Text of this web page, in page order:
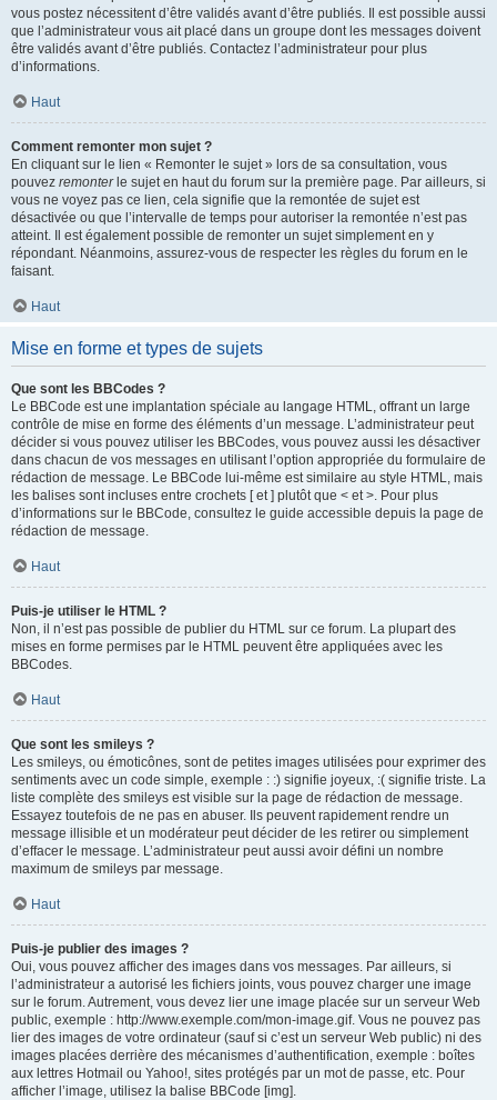
vous postez nécessitent d’être validés avant d’être publiés. Il est possible aussi
que l’administrateur vous ait placé dans un groupe dont les messages doivent
être validés avant d’être publiés. Contactez l’administrateur pour plus
d’informations.
Haut
Comment remonter mon sujet ?
En cliquant sur le lien « Remonter le sujet » lors de sa consultation, vous
pouvez remonterle sujet en haut du forum sur la première page. Par ailleurs, si
vous ne voyez pas ce lien, cela signifie que la remontée de sujet est
désactivée ou que l’intervalle de temps pour autoriser la remontée n’est pas
atteint. Il est également possible de remonter un sujet simplement en y
répondant. Néanmoins, assurez-vous de respecter les règles du forum en le
faisant.
Haut
Mise en forme et types de sujets
Que sont les BBCodes ?
Le BBCode est une implantation spéciale au langage HTML, offrant un large
contrôle de mise en forme des éléments d’un message. L’administrateur peut
décider si vous pouvez utiliser les BBCodes, vous pouvez aussi les désactiver
dans chacun de vos messages en utilisant l’option appropriée du formulaire de
rédaction de message. Le BBCode lui-même est similaire au style HTML, mais
les balises sont incluses entre crochets [ et ] plutôt que < et >. Pour plus
d’informations sur le BBCode, consultez le guide accessible depuis la page de
rédaction de message.
Haut
Puis-je utiliser le HTML ?
Non, il n’est pas possible de publier du HTML sur ce forum. La plupart des
mises en forme permises par le HTML peuvent être appliquées avec les
BBCodes.
Haut
Que sont les smileys ?
Les smileys, ou émoticônes, sont de petites images utilisées pour exprimer des
sentiments avec un code simple, exemple : :) signifie joyeux, :( signifie triste. La
liste complète des smileys est visible sur la page de rédaction de message.
Essayez toutefois de ne pas en abuser. Ils peuvent rapidement rendre un
message illisible et un modérateur peut décider de les retirer ou simplement
d’effacer le message. L’administrateur peut aussi avoir défini un nombre
maximum de smileys par message.
Haut
Puis-je publier des images ?
Oui, vous pouvez afficher des images dans vos messages. Par ailleurs, si
l’administrateur a autorisé les fichiers joints, vous pouvez charger une image
sur le forum. Autrement, vous devez lier une image placée sur un serveur Web
public, exemple : http://www.exemple.com/mon-image.gif. Vous ne pouvez pas
lier des images de votre ordinateur (sauf si c’est un serveur Web public) ni des
images placées derrière des mécanismes d’authentification, exemple : boîtes
aux lettres Hotmail ou Yahoo!, sites protégés par un mot de passe, etc. Pour
afficher l’image, utilisez la balise BBCode [img].